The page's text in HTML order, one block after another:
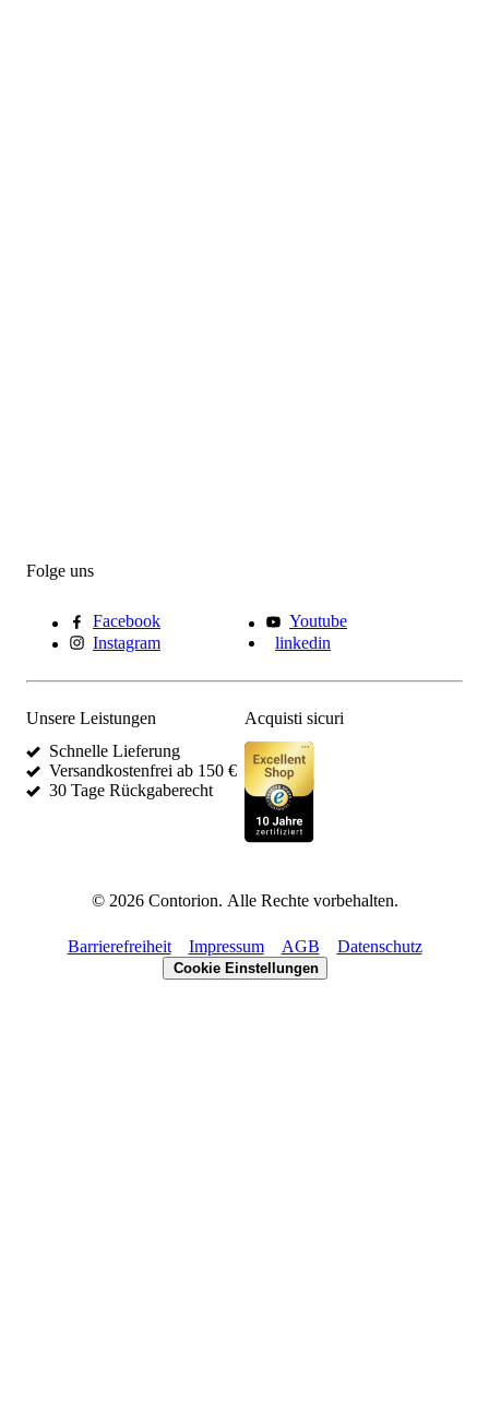
Folge uns
Facebook
Youtube
Instagram
linkedin
Unsere Leistungen
Schnelle Lieferung
Versandkostenfrei ab 150 €
30 Tage Rückgaberecht
Acquisti sicuri
© 2026Contorion. Alle Rechte vorbehalten.
Barrierefreiheit Impressum AGB Datenschutz
Cookie Einstellungen